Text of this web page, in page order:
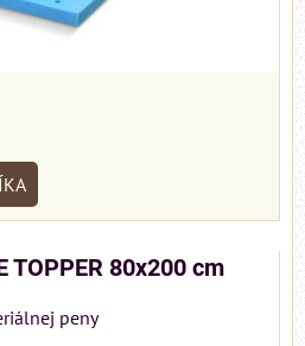
TOPPER 80x200 cm
peny